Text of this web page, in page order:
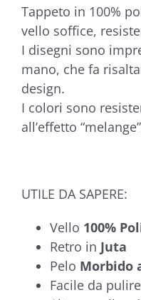
Tappeto in 100%
vello soffice,
I disegni sono
mano, che fa
design.
I colori sono
all’effetto
UTILE DA SAPERE:
Vello 100%
Retro in Juta
Pelo Morbido
Facile da pulire